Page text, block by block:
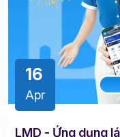
16
Apr
LMD - Ứng dụng